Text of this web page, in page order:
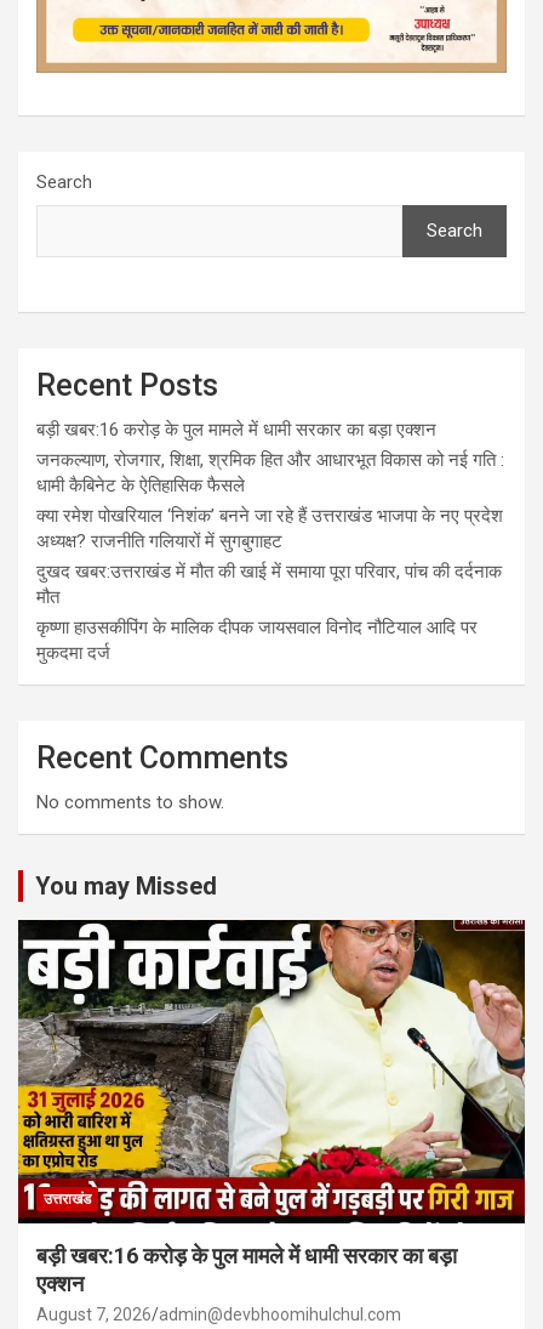
Search
Search
Recent Posts
बड़ी खबर:16 करोड़ के पुल मामले में धामी सरकार का बड़ा एक्शन
जनकल्याण, रोजगार, शिक्षा, श्रमिक हित और आधारभूत विकास को नई गति :
धामी कैबिनेट के ऐतिहासिक फैसले
क्या रमेश पोखरियाल ‘निशंक’ बनने जा रहे हैं उत्तराखंड भाजपा के नए प्रदेश
अध्यक्ष? राजनीति गलियारों में सुगबुगाहट
दुखद खबर:उत्तराखंड में मौत की खाई में समाया पूरा परिवार, पांच की दर्दनाक
मौत
कृष्णा हाउसकीपिंग के मालिक दीपक जायसवाल विनोद नौटियाल आदि पर
मुकदमा दर्ज
Recent Comments
No comments to show.
You may Missed
उत्तराखंड
बड़ी खबर:16 करोड़ के पुल मामले में धामी सरकार का बड़ा
एक्शन
August 7, 2026 admin@devbhoomihulchul.com